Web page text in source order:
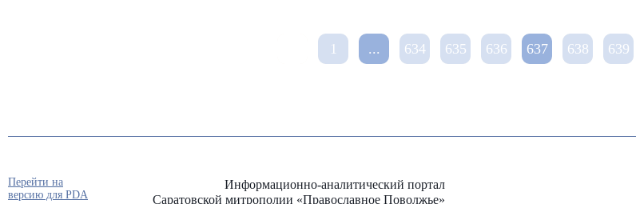
1 ... 634 635 636 637 638 639
Информационно-аналитический портал
Саратовской митрополии «Православное Поволжье»
Перейти на
версию для PDA